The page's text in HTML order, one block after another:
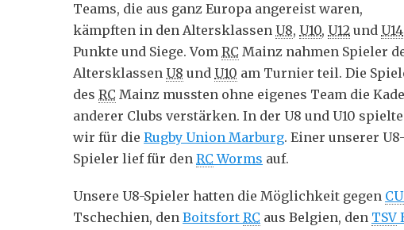
Teams, die aus ganz Europa angereist waren,
kämpften in den Altersklassen U8, U10, U12 und U14
Punkte und Siege. Vom RC Mainz nahmen Spieler
Altersklassen U8 und U10 am Turnier teil. Die
des RC Mainz mussten ohne eigenes Team die
anderer Clubs verstärken. In der U8 und U10
wir für die Rugby Union Marburg. Einer unserer U8-
Spieler lief für den RCWorms auf.
Unsere U8-Spieler hatten die Möglichkeit gegen
Tschechien, den Boitsfort RC aus Belgien, den TSV